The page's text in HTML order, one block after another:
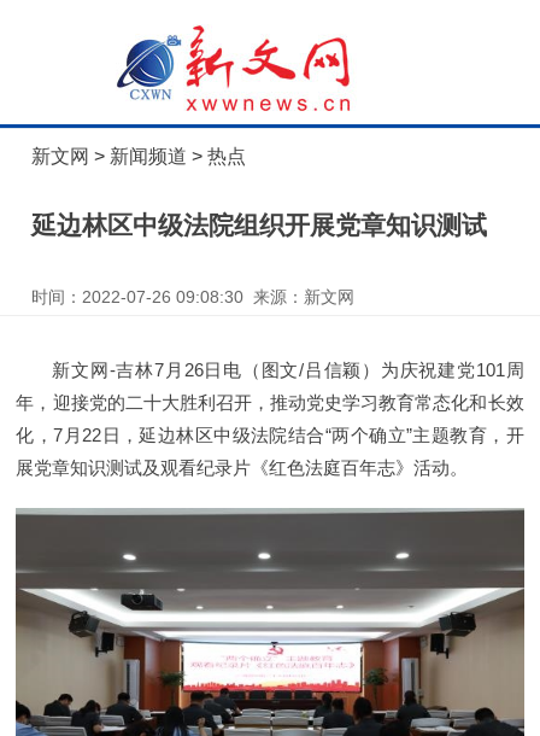
新文网 > 新闻频道 >热点
延边林区中级法院组织开展党章知识测试
时间：2022-07-26 09:08:30 来源：新文网
新文网-吉林7月26日电（图文/吕信颖）为庆祝建党101周
年，迎接党的二十大胜利召开，推动党史学习教育常态化和长效
化，7月22日，延边林区中级法院结合“两个确立”主题教育，开
展党章知识测试及观看纪录片《红色法庭百年志》活动。